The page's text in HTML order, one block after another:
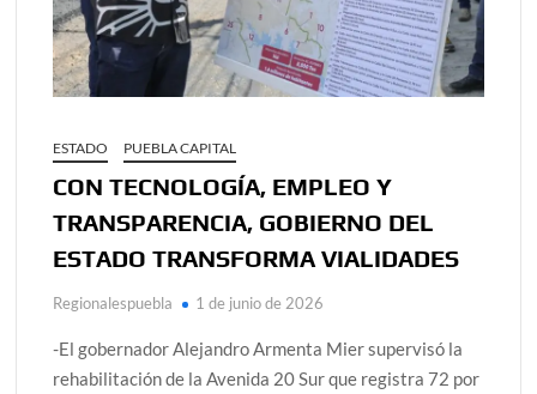
ESTADO PUEBLA CAPITAL
CON TECNOLOGÍA, EMPLEO Y
TRANSPARENCIA, GOBIERNO DEL
ESTADO TRANSFORMA VIALIDADES
Regionalespuebla 1 de junio de 2026
-El gobernador Alejandro Armenta Mier supervisó la
rehabilitación de la Avenida 20 Sur que registra 72 por